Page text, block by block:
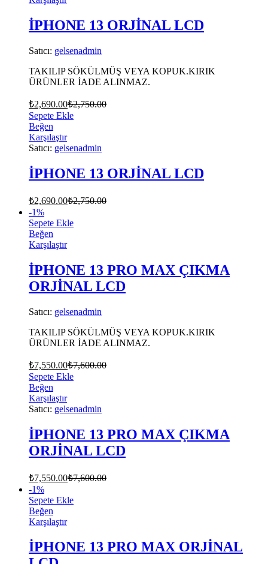
İPHONE 13 ORJİNAL LCD
Satıcı: gelsenadmin
TAKILIP SÖKÜLMÜŞ VEYA KOPUK.KIRIK
ÜRÜNLER İADE ALINMAZ.
₺2,690.00₺2,750.00
Sepete Ekle
Beğen
Karşılaştır
Satıcı: gelsenadmin
İPHONE 13 ORJİNAL LCD
₺2,690.00₺2,750.00
-1%
Sepete Ekle
Beğen
Karşılaştır
İPHONE 13 PRO MAX ÇIKMA
ORJİNAL LCD
Satıcı: gelsenadmin
TAKILIP SÖKÜLMÜŞ VEYA KOPUK.KIRIK
ÜRÜNLER İADE ALINMAZ.
₺7,550.00₺7,600.00
Sepete Ekle
Beğen
Karşılaştır
Satıcı: gelsenadmin
İPHONE 13 PRO MAX ÇIKMA
ORJİNAL LCD
₺7,550.00₺7,600.00
-1%
Sepete Ekle
Beğen
Karşılaştır
İPHONE 13 PRO MAX ORJİNAL